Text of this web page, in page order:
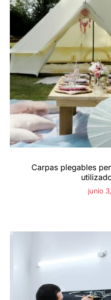
Carpas plegables
junio